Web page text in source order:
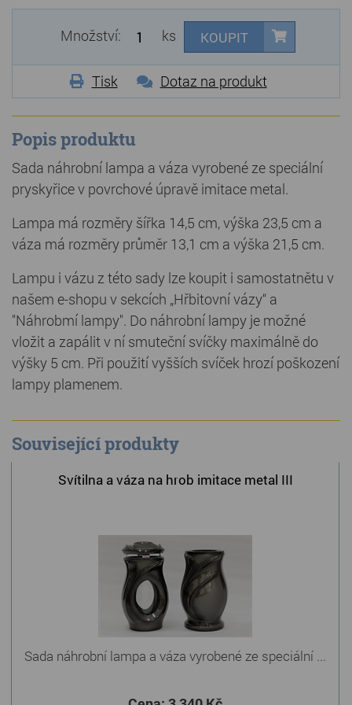
Množství: ks KOUPIT
Tisk Dotaz na produkt
Popis produktu
Sada náhrobní lampa a váza vyrobené ze speciální
pryskyřice v povrchové úpravě imitace metal.
Lampa má rozměry šířka 14,5 cm, výška 23,5 cm a
váza má rozměry průměr 13,1 cm a výška 21,5 cm.
Lampu i vázu z této sady lze koupit i samostatnětu v
našem e-shopu v sekcích „Hřbitovní vázy“ a
"Náhrobmí lampy". Do náhrobní lampy je možné
vložit a zapálit v ní smuteční svíčky maximálně do
výšky 5 cm. Při použití vyšších svíček hrozí poškození
lampy plamenem.
Související produkty
Svítilna a váza na hrob imitace metal III
Sada náhrobní lampa a váza vyrobené ze speciální ...